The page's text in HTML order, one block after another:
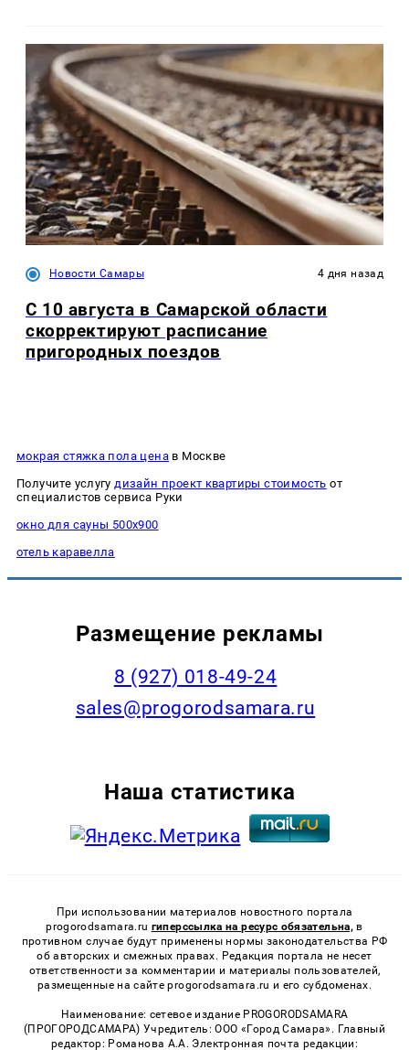
Новости Самары 4 дня назад
С 10 августа в Самарской области
скорректируют расписание
пригородных поездов
мокрая стяжка пола ценав Москве
Получите услугу дизайн проект квартиры стоимость от
специалистов сервиса Руки
окно для сауны 500х900
отель каравелла
Размещение рекламы
8 (927) 018-49-24
sales@progorodsamara.ru
Наша статистика
При использовании материалов новостного портала
progorodsamara.ru гиперссылка на ресурс обязательна, в
противном случае будут применены нормы законодательства РФ
об авторских и смежных правах. Редакция портала не несет
ответственности за комментарии и материалы пользователей,
размещенные на сайте progorodsamara.ru и его субдоменах.
Наименование: сетевое издание PROGORODSAMARA
(ПРОГОРОДСАМАРА) Учредитель: ООО «Город Самара». Главный
редактор: Романова А.А. Электронная почта редакции: